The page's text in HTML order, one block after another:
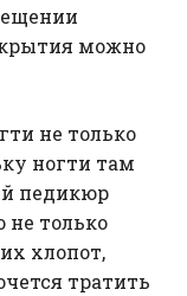
можно
не только
ногти там
педикюр
не только
хлопот,
тратить